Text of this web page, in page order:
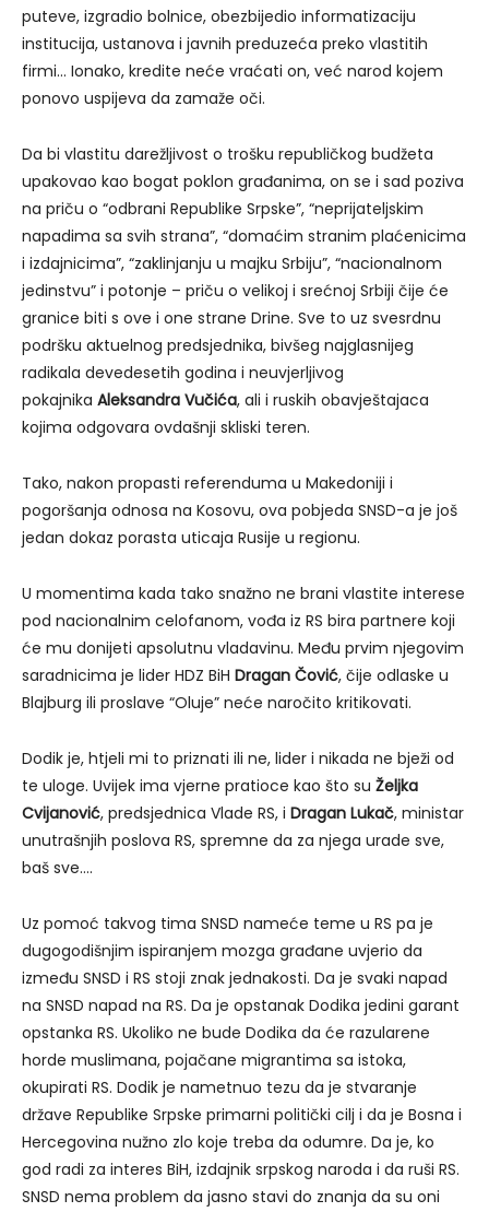
puteve, izgradio bolnice, obezbijedio informatizaciju
institucija, ustanova i javnih preduzeća preko vlastitih
firmi… Ionako, kredite neće vraćati on, već narod kojem
ponovo uspijeva da zamaže oči.
Da bi vlastitu darežljivost o trošku republičkog budžeta
upakovao kao bogat poklon građanima, on se i sad poziva
na priču o “odbrani Republike Srpske”, “neprijateljskim
napadima sa svih strana”, “domaćim stranim plaćenicima
i izdajnicima”, “zaklinjanju u majku Srbiju”, “nacionalnom
jedinstvu” i potonje – priču o velikoj i srećnoj Srbiji čije će
granice biti s ove i one strane Drine. Sve to uz svesrdnu
podršku aktuelnog predsjednika, bivšeg najglasnijeg
radikala devedesetih godina i neuvjerljivog
pokajnika Aleksandra Vučića, ali i ruskih obavještajaca
kojima odgovara ovdašnji skliski teren.
Tako, nakon propasti referenduma u Makedoniji i
pogoršanja odnosa na Kosovu, ova pobjeda SNSD-a je još
jedan dokaz porasta uticaja Rusije u regionu.
U momentima kada tako snažno ne brani vlastite interese
pod nacionalnim celofanom, vođa iz RS bira partnere koji
će mu donijeti apsolutnu vladavinu. Među prvim njegovim
saradnicima je lider HDZ BiH Dragan Čović, čije odlaske u
Blajburg ili proslave “Oluje” neće naročito kritikovati.
Dodik je, htjeli mi to priznati ili ne, lider i nikada ne bježi od
te uloge. Uvijek ima vjerne pratioce kao što su Željka
Cvijanović, predsjednica Vlade RS, i Dragan Lukač, ministar
unutrašnjih poslova RS, spremne da za njega urade sve,
baš sve….
Uz pomoć takvog tima SNSD nameće teme u RS pa je
dugogodišnjim ispiranjem mozga građane uvjerio da
između SNSD i RS stoji znak jednakosti. Da je svaki napad
na SNSD napad na RS. Da je opstanak Dodika jedini garant
opstanka RS. Ukoliko ne bude Dodika da će razularene
horde muslimana, pojačane migrantima sa istoka,
okupirati RS. Dodik je nametnuo tezu da je stvaranje
države Republike Srpske primarni politički cilj i da je Bosna i
Hercegovina nužno zlo koje treba da odumre. Da je, ko
god radi za interes BiH, izdajnik srpskog naroda i da ruši RS.
SNSD nema problem da jasno stavi do znanja da su oni